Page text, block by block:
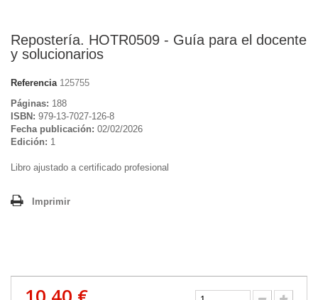
Repostería. HOTR0509 - Guía para el docente
y solucionarios
Referencia 125755
Páginas: 188
ISBN: 979-13-7027-126-8
Fecha publicación: 02/02/2026
Edición: 1
Libro ajustado a certificado profesional
Imprimir